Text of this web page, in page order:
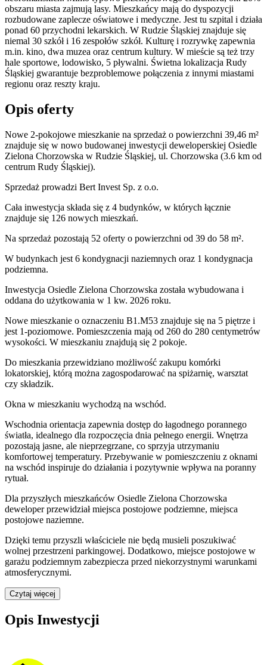
obszaru miasta zajmują lasy. Mieszkańcy mają do dyspozycji
rozbudowane zaplecze oświatowe i medyczne. Jest tu szpital i działa
ponad 60 przychodni lekarskich. W Rudzie Śląskiej znajduje się
niemal 30 szkół i 16 zespołów szkół. Kulturę i rozrywkę zapewnia
m.in. kino, dwa muzea oraz centrum kultury. W mieście są też trzy
hale sportowe, lodowisko, 5 pływalni. Świetna lokalizacja Rudy
Śląskiej gwarantuje bezproblemowe połączenia z innymi miastami
regionu oraz reszty kraju.
Opis oferty
Nowe 2-pokojowe mieszkanie na sprzedaż o powierzchni 39,46 m²
znajduje się w nowo budowanej inwestycji deweloperskiej Osiedle
Zielona Chorzowska w Rudzie Śląskiej, ul. Chorzowska (3.6 km od
centrum Rudy Śląskiej).
Sprzedaż prowadzi Bert Invest Sp. z o.o.
Cała inwestycja składa się z 4 budynków, w których łącznie
znajduje się 126 nowych mieszkań.
Na sprzedaż pozostają 52 oferty o powierzchni od 39 do 58 m².
W budynkach jest 6 kondygnacji naziemnych oraz 1 kondygnacja
podziemna.
Inwestycja Osiedle Zielona Chorzowska została wybudowana i
oddana do użytkowania w 1 kw. 2026 roku.
Nowe mieszkanie o oznaczeniu B1.M53 znajduje się na 5 piętrze i
jest 1-poziomowe. Pomieszczenia mają od 260 do 280 centymetrów
wysokości. W mieszkaniu znajdują się 2 pokoje.
Do mieszkania przewidziano możliwość zakupu komórki
lokatorskiej, którą można zagospodarować na spiżarnię, warsztat
czy składzik.
Okna w mieszkaniu wychodzą na wschód.
Wschodnia orientacja zapewnia dostęp do łagodnego porannego
światła, idealnego dla rozpoczęcia dnia pełnego energii. Wnętrza
pozostają jasne, ale nieprzegrzane, co sprzyja utrzymaniu
komfortowej temperatury. Przebywanie w pomieszczeniu z oknami
na wschód inspiruje do działania i pozytywnie wpływa na poranny
rytuał.
Dla przyszłych mieszkańców Osiedle Zielona Chorzowska
deweloper przewidziałmiejsca postojowe podziemne, miejsca
postojowe naziemne.
Dzięki temu przyszli właściciele nie będą musieli poszukiwać
wolnej przestrzeni parkingowej. Dodatkowo, miejsce postojowe w
garażu podziemnym zabezpiecza przed niekorzystnymi warunkami
atmosferycznymi.
Czytaj więcej
Opis Inwestycji